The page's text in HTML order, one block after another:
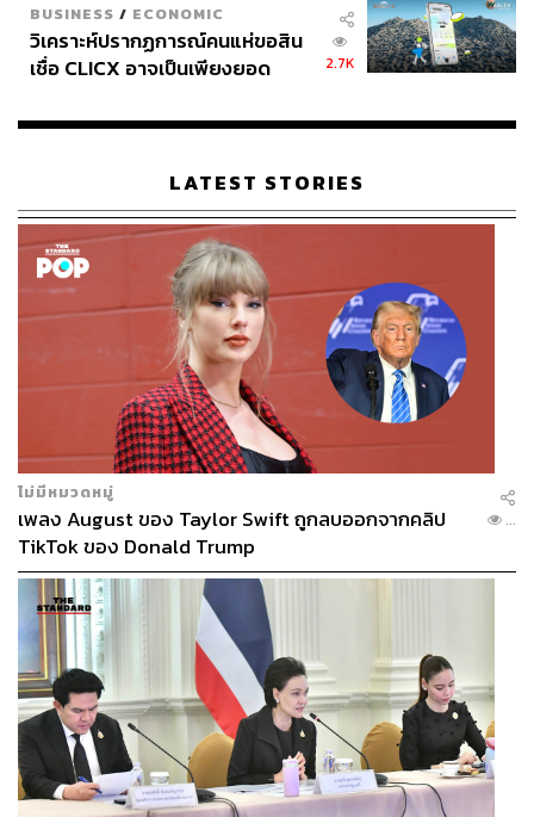
BUSINESS / ECONOMIC
วิเคราะห์ปรากฏการณ์คนแห่ขอสิน
เชื่อ CLICX อาจเป็นเพียงยอด
เรือนไทยที่ถูกซุกไว้
2.7K
LATEST STORIES
ไม่มีหมวดหมู่
เพลง August ของ Taylor Swift ถูกลบออกจากคลิป
TikTok ของ Donald Trump
...